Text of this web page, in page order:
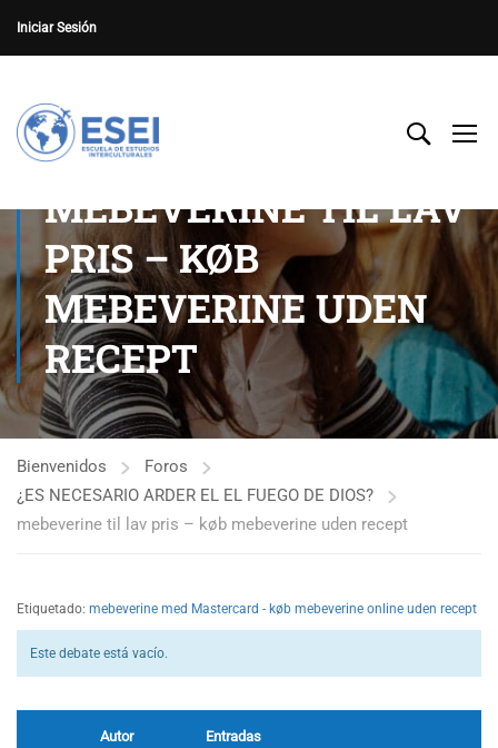
Iniciar Sesión
MEBEVERINE TIL LAV
PRIS – KØB
MEBEVERINE UDEN
RECEPT
Bienvenidos
Foros
¿ES NECESARIO ARDER EL EL FUEGO DE DIOS?
mebeverine til lav pris – køb mebeverine uden recept
Etiquetado: mebeverine med Mastercard - køb mebeverine online uden recept
Este debate está vacío.
Autor Entradas